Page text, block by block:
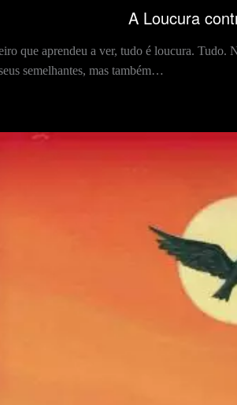
A Loucura
que aprendeu a ver, tudo é loucura. Tudo.
semelhantes, mas também…